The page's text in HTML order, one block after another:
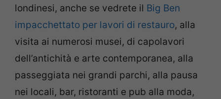
londinesi, anche se vedrete il Big Ben
impacchettato per lavori di restauro, alla
visita ai numerosi musei, di capolavori
dell’antichità e arte contemporanea, alla
passeggiata nei grandi parchi, alla pausa
nei locali, bar, ristoranti e pub alla moda,